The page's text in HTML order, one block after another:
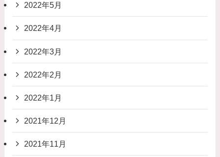
2022年5月
2022年4月
2022年3月
2022年2月
2022年1月
2021年12月
2021年11月